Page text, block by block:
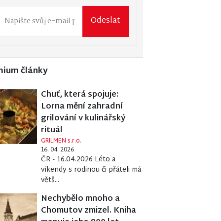
Odeslat
články
Chuť, která spojuje:
Lorna mění zahradní
grilování v kulinářský
rituál
GRILMEN s.r.o.
16. 04. 2026
ČR - 16.04.2026 Léto a
víkendy s rodinou či přáteli má
větš...
Nechybělo mnoho a
Chomutov zmizel. Kniha